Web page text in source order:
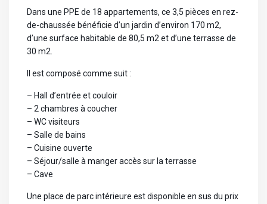
Dans une PPE de 18 appartements, ce 3,5 pièces en rez-
de-chaussée bénéficie d’un jardin d’environ 170 m2,
d’une surface habitable de 80,5 m2 et d’une terrasse de
30 m2.
Il est composé comme suit :
– Hall d’entrée et couloir
– 2 chambres à coucher
– WC visiteurs
– Salle de bains
– Cuisine ouverte
– Séjour/salle à manger accès sur la terrasse
– Cave
Une place de parc intérieure est disponible en sus du prix